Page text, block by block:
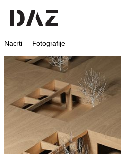
Nacrti Fotografije